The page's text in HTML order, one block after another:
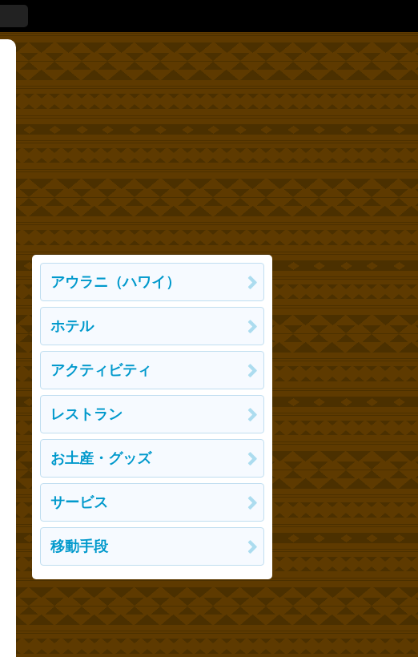
アウラニ（ハワイ）
ホテル
アクティビティ
レストラン
お土産・グッズ
サービス
移動手段